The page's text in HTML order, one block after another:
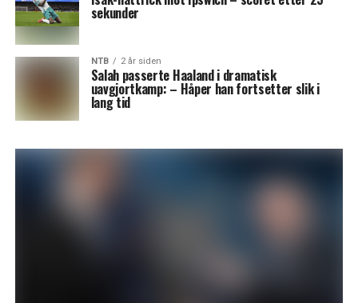
sekunder
NTB 2 år siden
Salah passerte Haaland i dramatisk
uavgjortkamp: – Håper han fortsetter slik i
lang tid